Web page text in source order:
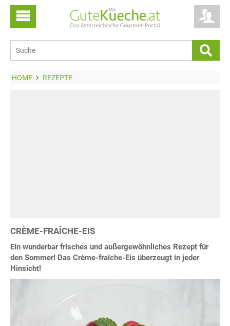
HOME REZEPTE
CRÈME-FRAÎCHE-EIS
Ein wunderbar frisches und außergewöhnliches Rezept für
den Sommer! Das Crème-fraîche-Eis überzeugt in jeder
Hinsicht!